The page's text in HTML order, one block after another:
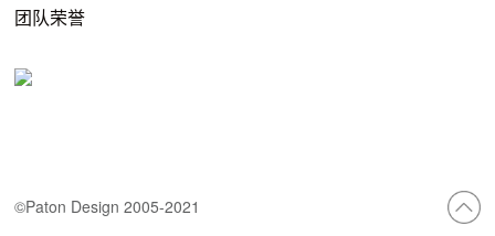
团队荣誉
©Paton Design 2005-2021